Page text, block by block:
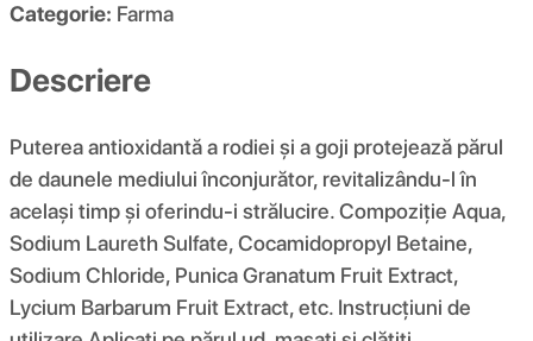
Categorie: Farma
Descriere
Puterea antioxidantă a rodiei și a goji protejează părul
de daunele mediului înconjurător, revitalizându-l în
același timp și oferindu-i strălucire. Compoziţie Aqua,
Sodium Laureth Sulfate, Cocamidopropyl Betaine,
Sodium Chloride, Punica Granatum Fruit Extract,
Lycium Barbarum Fruit Extract, etc. Instrucțiuni de